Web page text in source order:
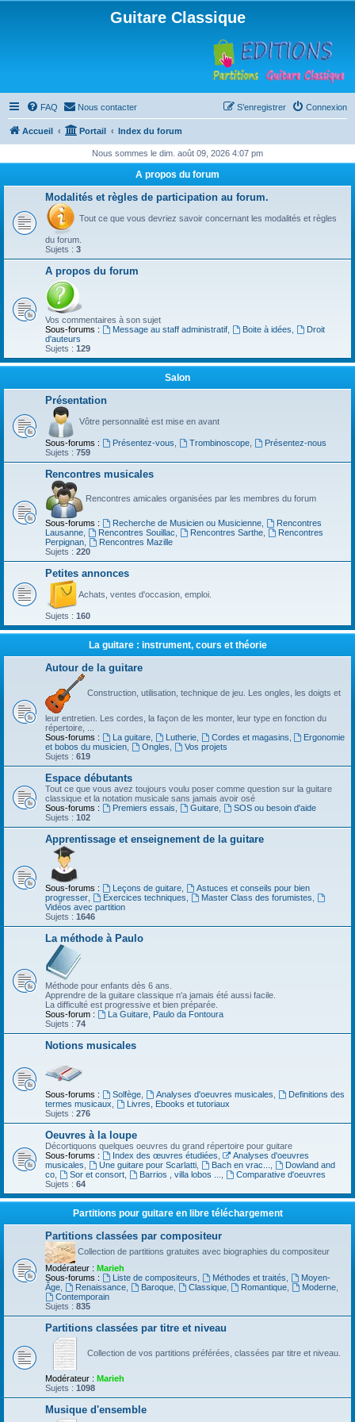
Guitare Classique
FAQ Nous contacter Connexion
S’enregistrer
Accueil Portail Index du forum
Nous sommes le dim. août 09, 2026 4:07 pm
A propos du forum
Modalités et règles de participation au forum.
Tout ce que vous devriez savoir concernant les modalités et règles
du forum.
Sujets : 3
A propos du forum
Vos commentaires à son sujet
Sous-forums :
Message au staff administratif, Boite à idées
Droit
d'auteurs
Sujets : 129
Salon
Présentation
Vôtre personnalité est mise en avant
Sous-forums : Présentez-vous Trombinoscope,
Présentez-nous
Sujets : 759
Rencontres musicales
Rencontres amicales organisées par les membres du forum
Sous-forums : Recherche de Musicien ou Musicienne,
Rencontres
Lausanne
Rencontres Souillac Rencontres Sarthe,
Rencontres
Perpignan
Rencontres Mazille
Sujets : 220
Petites annonces
Achats, ventes d'occasion, emploi.
Sujets : 160
La guitare : instrument, cours et théorie
Autour de la guitare
Construction, utilisation, technique de jeu. Les ongles, les doigts et
leur entretien. Les cordes, la façon de les monter, leur type en fonction du
répertoire, ...
Sous-forums :
La guitare, Lutherie, Cordes et magasins
Ergonomie
et bobos du musicien
Ongles
Vos projets
Sujets : 619
Espace débutants
Tout ce que vous avez toujours voulu poser comme question sur la guitare
classique et la notation musicale sans jamais avoir osé
Sous-forums :
Premiers essais Guitare,
SOS ou besoin d'aide
Sujets : 102
Apprentissage et enseignement de la guitare
Sous-forums : Leçons de guitare,
Astuces et conseils pour bien
progresser
Exercices techniques Master Class des forumistes
Vidéos avec partition
Sujets : 1646
La méthode à Paulo
Méthode pour enfants dès 6 ans.
Apprendre de la guitare classique n'a jamais été aussi facile.
La difficulté est progressive et bien préparée.
Sous-forum :
La Guitare, Paulo da Fontoura
Sujets : 74
Notions musicales
Sous-forums : Solfège, Analyses d'oeuvres musicales
Definitions des
termes musicaux
Livres, Ebooks et tutoriaux
Sujets : 276
Oeuvres à la loupe
Décortiquons quelques oeuvres du grand répertoire pour guitare
Sous-forums :
Index des œuvres étudiées
Analyses d'oeuvres
musicales
Une guitare pour Scarlatti, Bach en vrac...
Dowland and
co
Sor et consort, Barrios , villa lobos ...
Comparative d'oeuvres
Sujets : 64
Partitions pour guitare en libre téléchargement
Partitions classées par compositeur
Collection de partitions gratuites avec biographies du compositeur
Modérateur : Marieh
Sous-forums :
Liste de compositeurs Méthodes et traités
Moyen-
Âge
Renaissance, Baroque, Classique, Romantique Moderne
Contemporain
Sujets : 835
Partitions classées par titre et niveau
Collection de vos partitions préférées, classées par titre et niveau.
Modérateur : Marieh
Sujets : 1098
Musique d'ensemble